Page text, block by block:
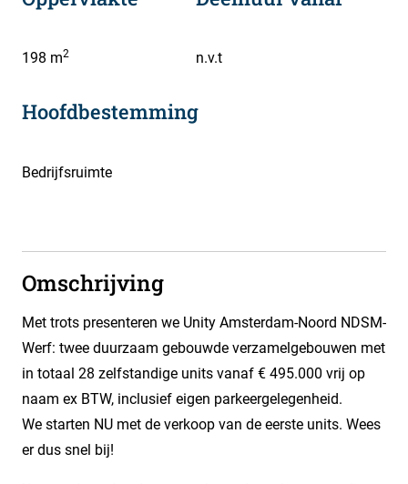
198 m2 n.v.t
Hoofdbestemming
Bedrijfsruimte
Omschrijving
Met trots presenteren we Unity Amsterdam-Noord NDSM-
Werf: twee duurzaam gebouwde verzamelgebouwen met
in totaal 28 zelfstandige units vanaf € 495.000 vrij op
naam ex BTW, inclusief eigen parkeergelegenheid.
We starten NU met de verkoop van de eerste units. Wees
er dus snel bij!